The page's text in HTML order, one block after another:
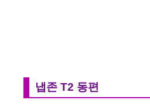
냅존 T2 동편